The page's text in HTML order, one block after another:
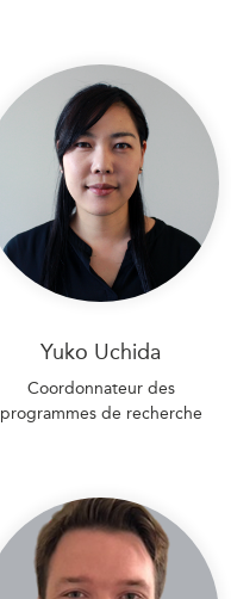
Yuko Uchida
Coordonnateur des
programmes de recherche